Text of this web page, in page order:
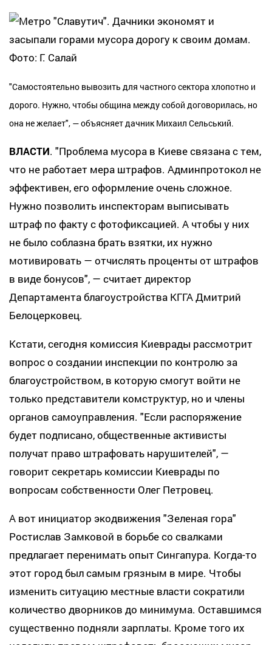
"Самостоятельно вывозить для частного сектора хлопотно и
дорого. Нужно, чтобы община между собой договорилась, но
она не желает", — объясняет дачник Михаил Сельський.
ВЛАСТИ. "Проблема мусора в Киеве связана с тем,
что не работает мера штрафов. Админпротокол не
эффективен, его оформление очень сложное.
Нужно позволить инспекторам выписывать
штраф по факту с фотофиксацией. А чтобы у них
не было соблазна брать взятки, их нужно
мотивировать — отчислять проценты от штрафов
в виде бонусов", — считает директор
Департамента благоустройства КГГА Дмитрий
Белоцерковец.
Кстати, сегодня комиссия Киеврады рассмотрит
вопрос о создании инспекции по контролю за
благоустройством, в которую смогут войти не
только представители комструктур, но и члены
органов самоуправления. "Если распоряжение
будет подписано, общественные активисты
получат право штрафовать нарушителей", —
говорит секретарь комиссии Киеврады по
вопросам собственности Олег Петровец.
А вот инициатор экодвижения "Зеленая гора"
Ростислав Замковой в борьбе со свалками
предлагает перенимать опыт Сингапура. Когда-то
этот город был самым грязным в мире. Чтобы
изменить ситуацию местные власти сократили
количество дворников до минимума. Оставшимся
существенно подняли зарплаты. Кроме того их